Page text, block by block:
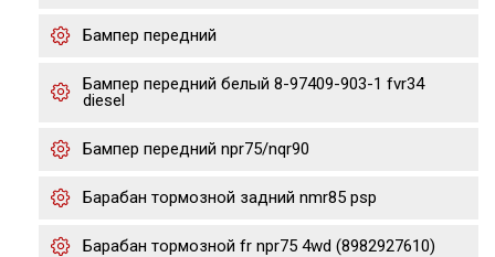
Бампер передний
Бампер передний белый 8-97409-903-1 fvr34
diesel
Бампер передний npr75/nqr90
Барабан тормозной задний nmr85 psp
Барабан тормозной fr npr75 4wd (8982927610)